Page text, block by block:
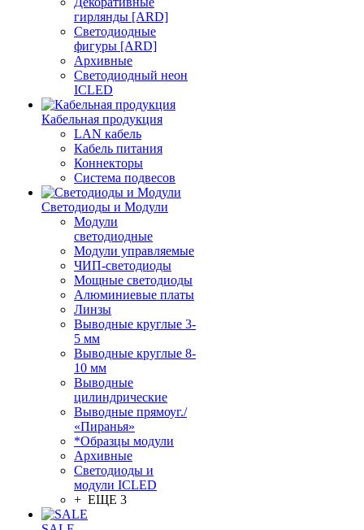
гирлянды [ARD]
Светодиодные
фигуры [ARD]
Архивные
Светодиодный неон
ICLED
Кабельная продукция
LAN кабель
Кабель питания
Коннекторы
Система подвесов
Светодиоды и Модули
Модули
светодиодные
Модули управляемые
ЧИП-светодиоды
Мощные светодиоды
Алюминиевые платы
Линзы
Выводные круглые 3-
5 мм
Выводные круглые 8-
10 мм
Выводные
цилиндрические
Выводные прямоуг./
«Пиранья»
*Образцы модули
Архивные
Светодиоды и
модули ICLED
+ ЕЩЕ 3